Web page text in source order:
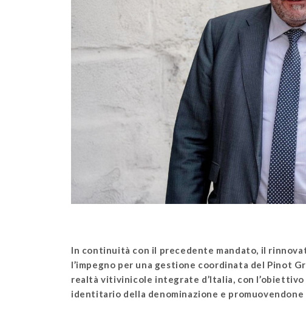
In continuità con il precedente mandato, il
l’impegno per una gestione coordinata del Pinot
realtà vitivinicole integrate d’Italia, con
identitario della denominazione e